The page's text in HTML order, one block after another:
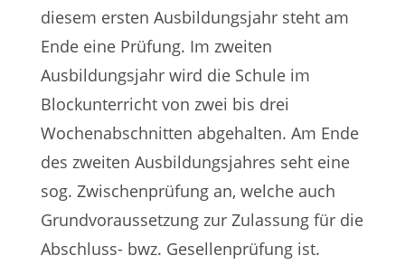
diesem ersten Ausbildungsjahr steht am
Ende eine Prüfung. Im zweiten
Ausbildungsjahr wird die Schule im
Blockunterricht von zwei bis drei
Wochenabschnitten abgehalten. Am Ende
des zweiten Ausbildungsjahres seht eine
sog. Zwischenprüfung an, welche auch
Grundvoraussetzung zur Zulassung für die
Abschluss- bwz. Gesellenprüfung ist.